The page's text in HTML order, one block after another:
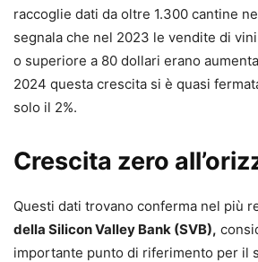
raccoglie dati da oltre 1.300 cantine
segnala che nel 2023 le vendite di
o superiore a 80 dollari erano
2024 questa crescita si è quasi
solo il 2%.
Crescita zero
Questi dati trovano conferma nel più
della Silicon Valley Bank (SVB),
importante punto di riferimento per il